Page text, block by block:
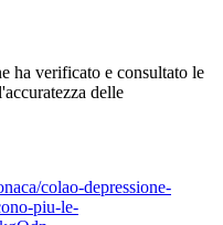
ha verificato e consultato le
delle
colao-depressione-
piu-le-